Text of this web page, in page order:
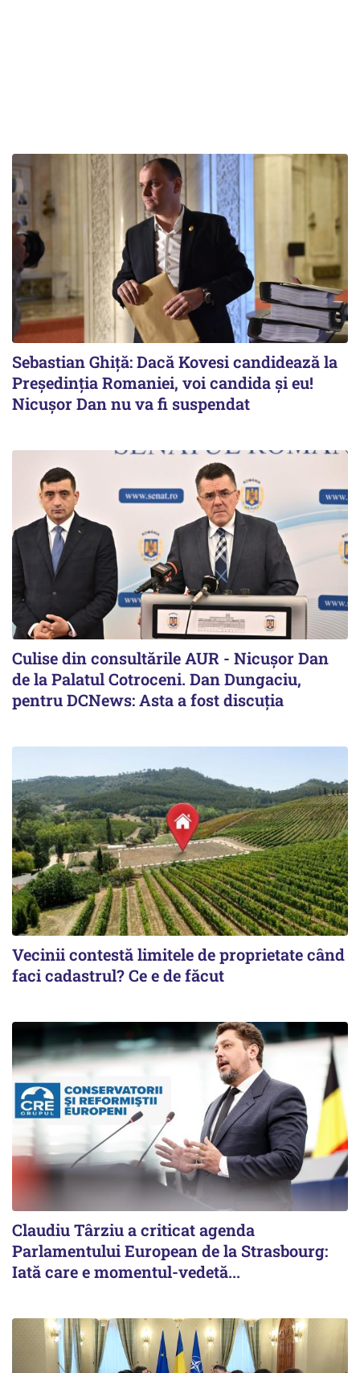
Sebastian Ghiță: Dacă Kovesi candidează la
Președinția Romaniei, voi candida și eu!
Nicușor Dan nu va fi suspendat
Culise din consultările AUR - Nicușor Dan
de la Palatul Cotroceni. Dan Dungaciu,
pentru DCNews: Asta a fost discuția
Vecinii contestă limitele de proprietate când
faci cadastrul? Ce e de făcut
Claudiu Târziu a criticat agenda
Parlamentului European de la Strasbourg:
Iată care e momentul-vedetă...